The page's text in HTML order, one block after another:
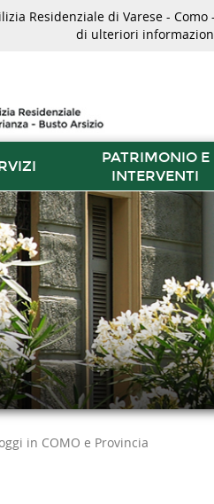
Residenziale di Varese -
di ulteriori
PATRIMONIO E
INTERVENTI
in COMO e Provincia